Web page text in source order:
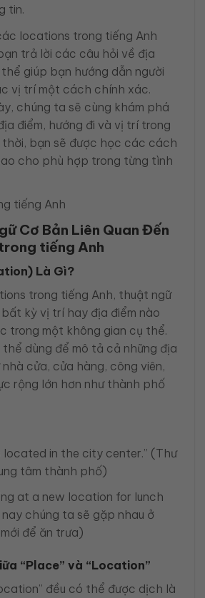
tin.
locations trong tiếng Anh
trả lời các câu hỏi về địa
giúp bạn hướng dẫn người
vị trí một cách chính xác.
chúng ta sẽ cùng khám phá
điểm, hướng đi và vị trí trong
thời, bạn sẽ được học các cách
cho phù hợp trong từng tình
Cơ Bản Liên Quan Đến
tiếng Anh
Là Gì?
trong tiếng Anh, thuật ngữ
kỳ vị trí hay địa điểm nào
trong một không gian cụ thể.
thể dùng để mô tả cả những địa
cửa, cửa hàng, công viên,
rộng lớn hơn như thành phố
located in the city center.” (Thư
tâm thành phố)
at a new location for lunch
nay chúng ta sẽ gặp nhau ở
để ăn trưa)
“Place” và “Location”
đều có thể được dịch là